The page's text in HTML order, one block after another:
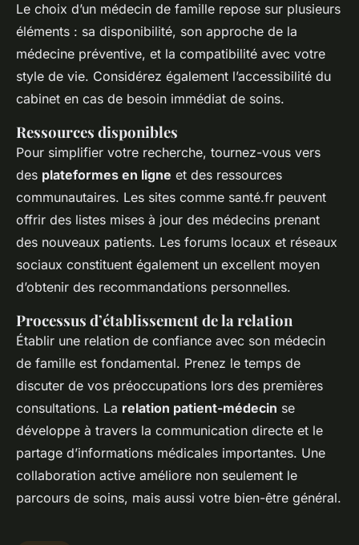
Le choix d’un médecin de famille repose sur plusieurs
éléments : sa disponibilité, son approche de la
médecine préventive, et la compatibilité avec votre
style de vie. Considérez également l’accessibilité du
cabinet en cas de besoin immédiat de soins.
Ressources disponibles
Pour simplifier votre recherche, tournez-vous vers
des plateformes en ligne et des ressources
communautaires. Les sites comme santé.fr peuvent
offrir des listes mises à jour des médecins prenant
des nouveaux patients. Les forums locaux et réseaux
sociaux constituent également un excellent moyen
d’obtenir des recommandations personnelles.
Processus d’établissement de la relation
Établir une relation de confiance avec son médecin
de famille est fondamental. Prenez le temps de
discuter de vos préoccupations lors des premières
consultations. La relation patient-médecin se
développe à travers la communication directe et le
partage d’informations médicales importantes. Une
collaboration active améliore non seulement le
parcours de soins, mais aussi votre bien-être général.